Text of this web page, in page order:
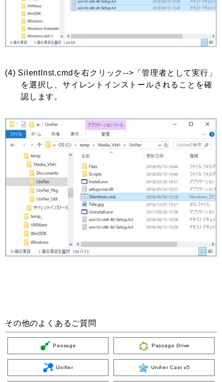
(4) SilentInst.cmdを右クリック-->「管理者として実行」
を選択し、サイレントインストールされることを確
認します。
その他のよくあるご質問
Passage Passage Drive
Unifier Unifier Cast v5